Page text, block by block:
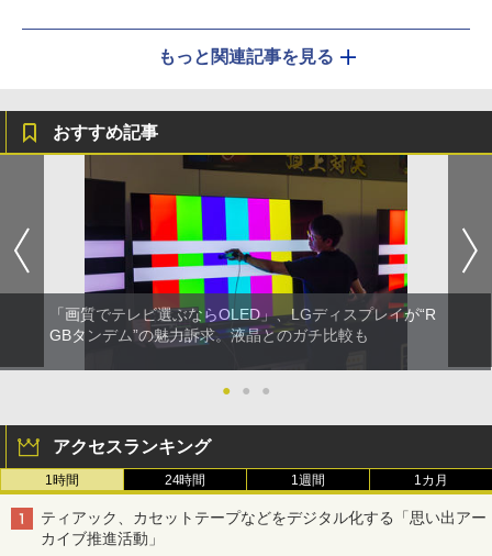
もっと関連記事を見る
おすすめ記事
「画質でテレビ選ぶならOLED」、LGディスプレイが“R
GBタンデム”の魅力訴求。液晶とのガチ比較も
● ● ●
アクセスランキング
1時間 24時間 1週間 1カ月
ティアック、カセットテープなどをデジタル化する「思い出アー
カイブ推進活動」